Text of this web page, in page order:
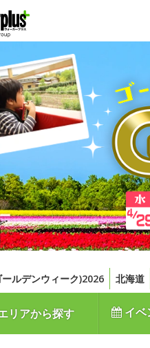
ールデンウィーク)2026 北海道
リアから探す イベ